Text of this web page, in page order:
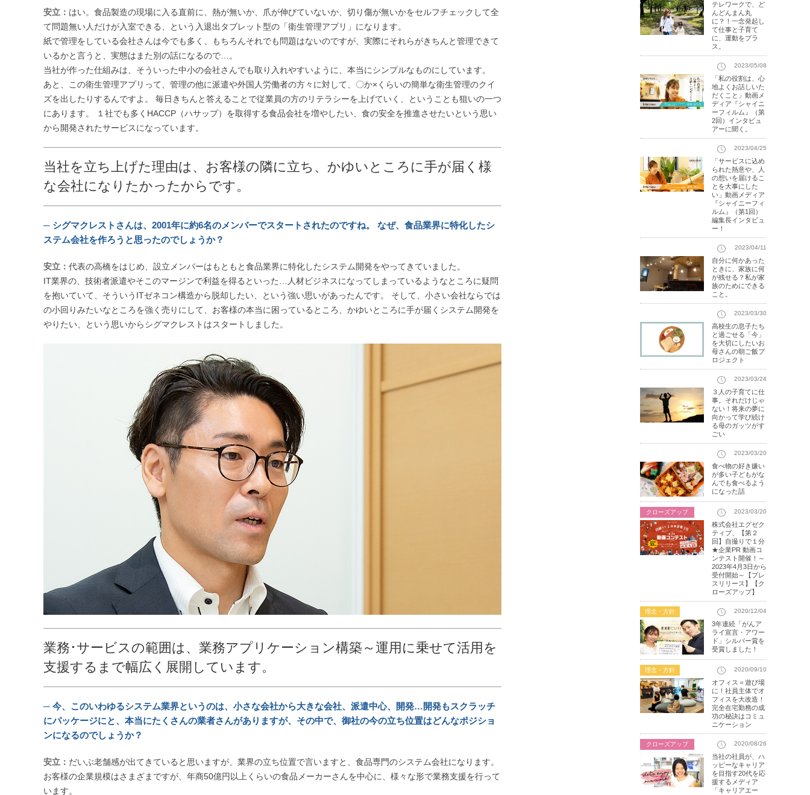
安立： はい。食品製造の現場に入る直前に、熱が無いか、爪が伸びていないか、切り傷が無いかをセルフチェックして全
て問題無い人だけが入室できる、という入退出タブレット型の「衛⽣管理アプリ」になります。
紙で管理をしている会社さんは今でも多く、もちろんそれでも問題はないのですが、実際にそれらがきちんと管理できて
いるかと言うと、実態はまた別の話になるので…。
当社が作った仕組みは、そういった中小の会社さんでも取り入れやすいように、本当にシンプルなものにしています。
あと、この衛生管理アプリって、管理の他に派遣や外国人労働者の方々に対して、〇か×くらいの簡単な衛生管理のクイ
ズを出したりするんですよ。 毎日きちんと答えることで従業員の方のリテラシーを上げていく、ということも狙いの一つ
にあります。 １社でも多くHACCP（ハサップ）を取得する⾷品会社を増やしたい、⾷の安全を推進させたいという思い
から開発されたサービスになっています。
当社を立ち上げた理由は、お客様の隣に立ち、かゆいところに手が届く様
な会社になりたかったからです。
─ シグマクレストさんは、2001年に約6名のメンバーでスタートされたのですね。 なぜ、食品業界に特化したシ
ステム会社を作ろうと思ったのでしょうか？
安立： 代表の高橋をはじめ、設立メンバーはもともと食品業界に特化したシステム開発をやってきていました。
IT業界の、技術者派遣やそこのマージンで利益を得るといった…人材ビジネスになってしまっているようなところに疑問
を抱いていて、そういうITゼネコン構造から脱却したい、という強い思いがあったんです。 そして、小さい会社ならでは
の小回りみたいなところを強く売りにして、お客様の本当に困っているところ、かゆいところに手が届くシステム開発を
やりたい、という思いからシグマクレストはスタートしました。
業務･サービスの範囲は、業務アプリケーション構築～運用に乗せて活用を
支援するまで幅広く展開しています。
─ 今、このいわゆるシステム業界というのは、小さな会社から大きな会社、派遣中心、開発…開発もスクラッチ
にパッケージにと、本当にたくさんの業者さんがありますが、その中で、御社の今の立ち位置はどんなポジショ
ンになるのでしょうか？
安立： だいぶ老舗感が出てきていると思いますが、業界の立ち位置で言いますと、食品専門のシステム会社になります。
お客様の企業規模はさまざまですが、年商50億円以上くらいの食品メーカーさんを中心に、様々な形で業務支援を行って
います。
テレワークで、ど
んどんまん丸
に？！一念発起し
て仕事と子育て
に、運動をプラ
ス。
2023/05/08
「私の役割は、心
地よくお話しいた
だくこと」動画メ
ディア『シャイニ
ーフィルム』（第
2回）インタビュ
アーに聞く。
2023/04/25
「サービスに込め
られた熱意や、人
の想いを届けるこ
とを大事にした
い」動画メディア
『シャイニーフィ
ルム』（第1回）
編集長インタビュ
ー！
2023/04/11
自分に何かあった
ときに、家族に何
が残せる？私が家
族のためにできる
こと。
2023/03/30
高校生の息子たち
と過ごせる「今」
を大切にしたいお
母さんの朝ご飯プ
ロジェクト
2023/03/24
３人の子育てに仕
事。それだけじゃ
ない！将来の夢に
向かって学び続け
る母のガッツがす
ごい
2023/03/20
食べ物の好き嫌い
が多い子どもがな
んでも食べるよう
になった話
クローズアップ 2023/03/20
株式会社エグゼク
ティブ、【第２
回】自撮りで１分
★企業PR 動画コ
ンテスト開催！～
2023年4月3日から
受付開始～【プレ
スリリース】【ク
ローズアップ】
理念・方針 2020/12/04
3年連続「がんア
ライ宣言・アワー
ド」シルバー賞を
受賞しました！
理念・方針 2020/09/10
オフィス＝遊び場
に！社員主体でオ
フィスを大改造！
完全在宅勤務の成
功の秘訣はコミュ
ニケーション
クローズアップ 2020/08/26
当社の社員が、ハ
ッピーなキャリア
を目指す20代を応
援するメディア
「キャリアエー